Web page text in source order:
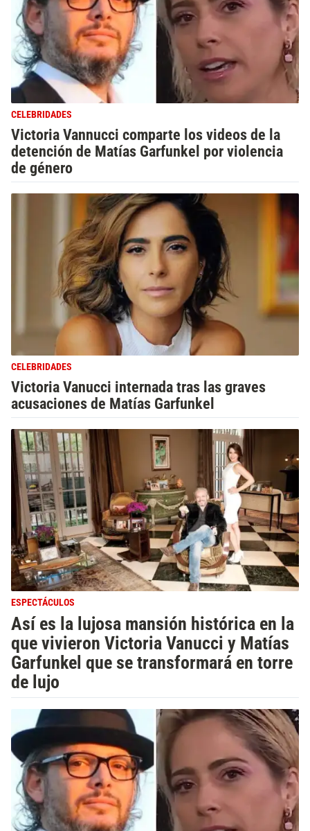
CELEBRIDADES
Victoria Vannucci comparte los videos de la
detención de Matías Garfunkel por violencia
de género
CELEBRIDADES
Victoria Vanucci internada tras las graves
acusaciones de Matías Garfunkel
ESPECTÁCULOS
Así es la lujosa mansión histórica en la
que vivieron Victoria Vanucci y Matías
Garfunkel que se transformará en torre
de lujo